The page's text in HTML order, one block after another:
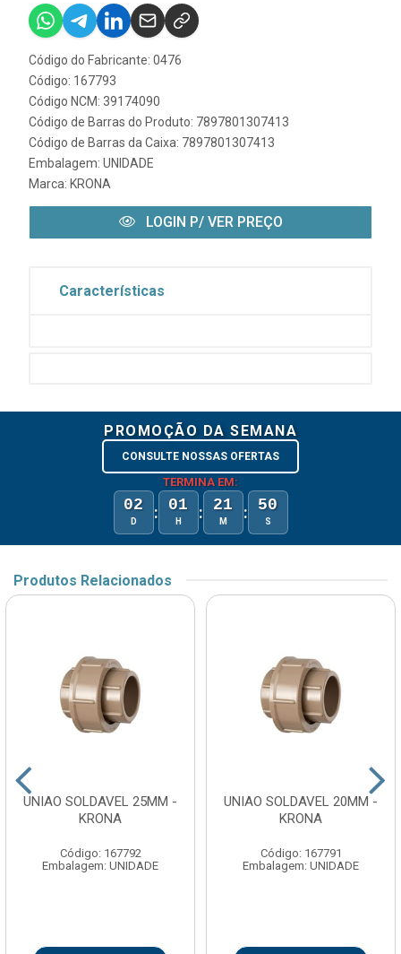
Código do Fabricante: 0476
Código: 167793
Código NCM: 39174090
Código de Barras do Produto: 7897801307413
Código de Barras da Caixa: 7897801307413
Embalagem: UNIDADE
Marca: KRONA
LOGIN P/ VER PREÇO
Características
PROMOÇÃO DA SEMANA
CONSULTE NOSSAS OFERTAS
TERMINA EM:
02
D : 01
H : 21
M : 50
S
Produtos Relacionados
UNIAO SOLDAVEL 25MM -
KRONA
Código: 167792
Embalagem: UNIDADE
UNIAO SOLDAVEL 20MM -
KRONA
Código: 167791
Embalagem: UNIDADE